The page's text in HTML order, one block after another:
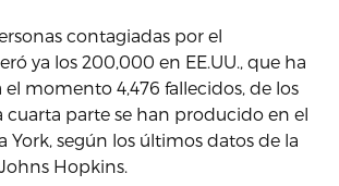
contagiadas por el
ya los 200,000 en EE.UU., que ha
el momento 4,476 fallecidos, de los
cuarta parte se han producido en el
York, según los últimos datos de la
Hopkins.